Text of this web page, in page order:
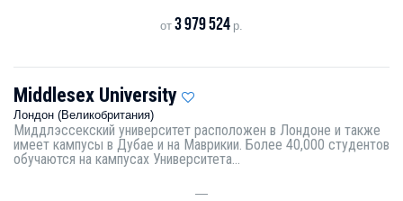
от 3 979 524 р.
Middlesex University
Лондон (Великобритания)
Миддлэссекский университет расположен в Лондоне и также
имеет кампусы в Дубае и на Маврикии. Более 40,000 студентов
обучаются на кампусах Университета...
—